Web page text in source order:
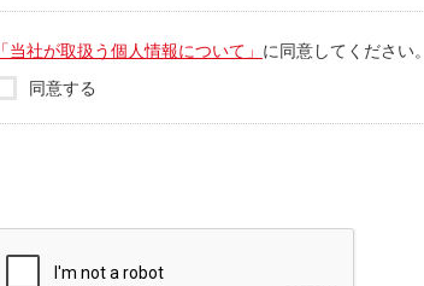
「当社が取扱う個人情報について」 に同意してください。
同意する